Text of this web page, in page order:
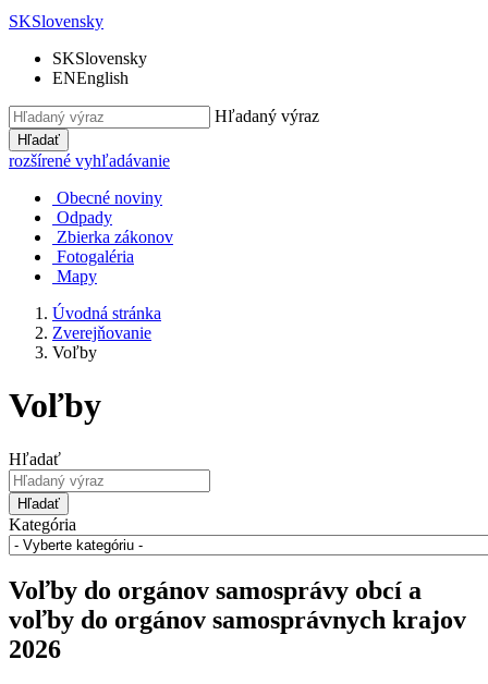
SKSlovensky
SKSlovensky
ENEnglish
Hľadaný výraz
Hľadať
rozšírené vyhľadávanie
Obecné noviny
Odpady
Zbierka zákonov
Fotogaléria
Mapy
Úvodná stránka
Zverejňovanie
Voľby
Voľby
Hľadať
Hľadať
Kategória
Voľby do orgánov samosprávy obcí a
voľby do orgánov samosprávnych krajov
2026